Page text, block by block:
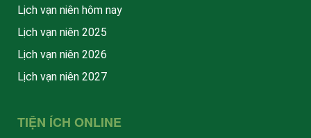
Lịch vạn niên hôm nay
Lịch vạn niên 2025
Lịch vạn niên 2026
Lịch vạn niên 2027
TIỆN ÍCH ONLINE